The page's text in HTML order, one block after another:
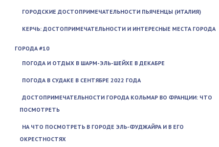
ГОРОДСКИЕ ДОСТОПРИМЕЧАТЕЛЬНОСТИ ПЬЯЧЕНЦЫ (ИТАЛИЯ)
КЕРЧЬ: ДОСТОПРИМЕЧАТЕЛЬНОСТИ И ИНТЕРЕСНЫЕ МЕСТА ГОРОДА
ГОРОДА #10
ПОГОДА И ОТДЫХ В ШАРМ-ЭЛЬ-ШЕЙХЕ В ДЕКАБРЕ
ПОГОДА В СУДАКЕ В СЕНТЯБРЕ 2022 ГОДА
ДОСТОПРИМЕЧАТЕЛЬНОСТИ ГОРОДА КОЛЬМАР ВО ФРАНЦИИ: ЧТО
ПОСМОТРЕТЬ
НА ЧТО ПОСМОТРЕТЬ В ГОРОДЕ ЭЛЬ-ФУДЖАЙРА И В ЕГО
ОКРЕСТНОСТЯХ